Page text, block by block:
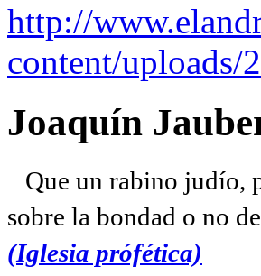
http://
content/uploads/
Joaquín
Que un rabino judío,
sobre la bondad o no
(Iglesia prófética)